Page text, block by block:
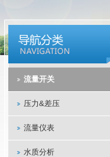
流量开关
压力&差压
流量仪表
水质分析